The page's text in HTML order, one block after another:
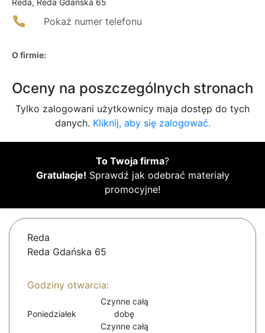
Reda, Reda Gdańska 65
Pokaż numer telefonu
O firmie:
Oceny na poszczególnych stronach
Tylko zalogowani użytkownicy maja dostęp do tych
danych. Kliknij, aby się zalogować.
To Twoja firma?
Gratulacje! Sprawdź jak odebrać materiały
promocyjne!
Reda
Reda Gdańska 65
Godziny otwarcia:
Poniedziałek
Czynne całą
dobę
Czynne całą